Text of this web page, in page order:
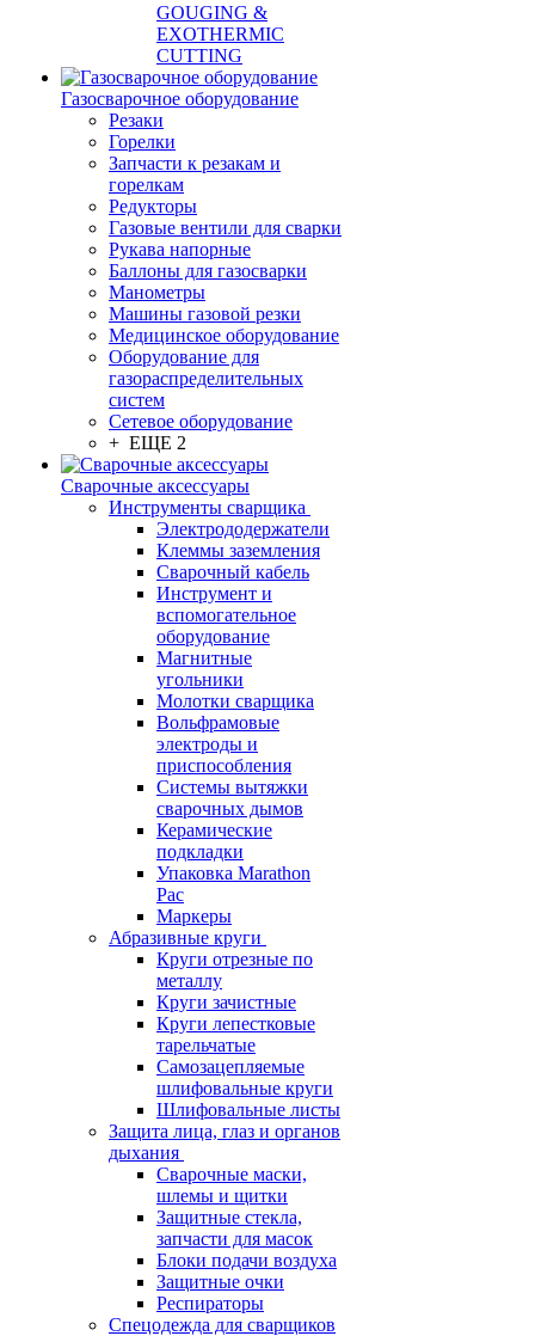
GOUGING &
EXOTHERMIC
CUTTING
Газосварочное оборудование
Резаки
Горелки
Запчасти к резакам и
горелкам
Редукторы
Газовые вентили для сварки
Рукава напорные
Баллоны для газосварки
Манометры
Машины газовой резки
Медицинское оборудование
Оборудование для
газораспределительных
систем
Сетевое оборудование
+ ЕЩЕ 2
Сварочные аксессуары
Инструменты сварщика
Электрододержатели
Клеммы заземления
Сварочный кабель
Инструмент и
вспомогательное
оборудование
Магнитные
угольники
Молотки сварщика
Вольфрамовые
электроды и
приспособления
Системы вытяжки
сварочных дымов
Керамические
подкладки
Упаковка Marathon
Pac
Маркеры
Абразивные круги
Круги отрезные по
металлу
Круги зачистные
Круги лепестковые
тарельчатые
Самозацепляемые
шлифовальные круги
Шлифовальные листы
Защита лица, глаз и органов
дыхания
Сварочные маски,
шлемы и щитки
Защитные стекла,
запчасти для масок
Блоки подачи воздуха
Защитные очки
Респираторы
Спецодежда для сварщиков